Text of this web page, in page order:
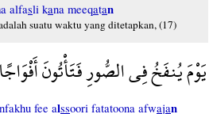
alfasli kana meeqatan
suatu waktu yang ditetapkan, (17)
يَوْمَ يُنفَخُ فِي الصُّورِ فَتَأْتُونَ أَفْوَاجًا
fee alssoori fatatoona afwajan